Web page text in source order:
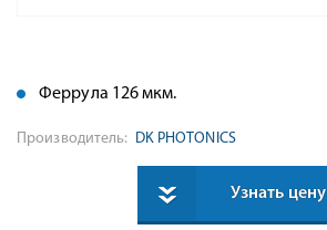
Феррула 126 мкм.
Производитель: DK PHOTONICS
Узнать цену